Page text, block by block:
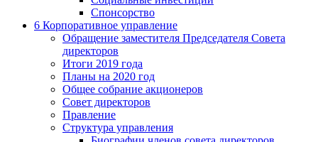
Спонсорство
6 Корпоративное управление
Обращение заместителя Председателя Совета
директоров
Итоги 2019 года
Планы на 2020 год
Общее собрание акционеров
Совет директоров
Правление
Структура управления